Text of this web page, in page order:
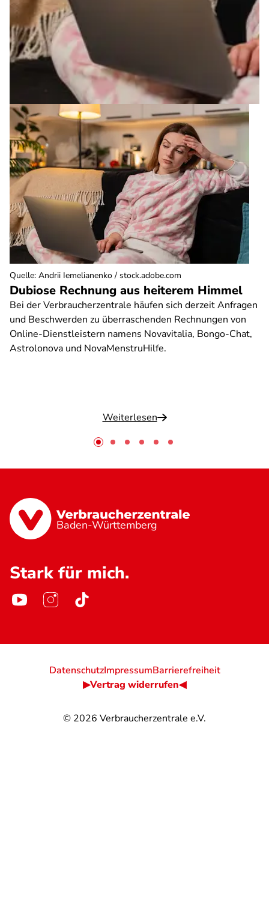
Dubiose Rechnung aus heiterem Himmel
Bei der Verbraucherzentrale häufen sich derzeit Anfragen
und Beschwerden zu überraschenden Rechnungen von
Online-Dienstleistern namens Novavitalia, Bongo-Chat,
Astrolonova und NovaMenstruHilfe.
Weiterlesen
Quelle: Andrii Iemelianenko / stock.adobe.com
Baden-Württemberg
Stark für mich.
© 2026 Verbraucherzentrale e.V.
DatenschutzImpressumBarrierefreiheit
▶Vertrag widerrufen◀